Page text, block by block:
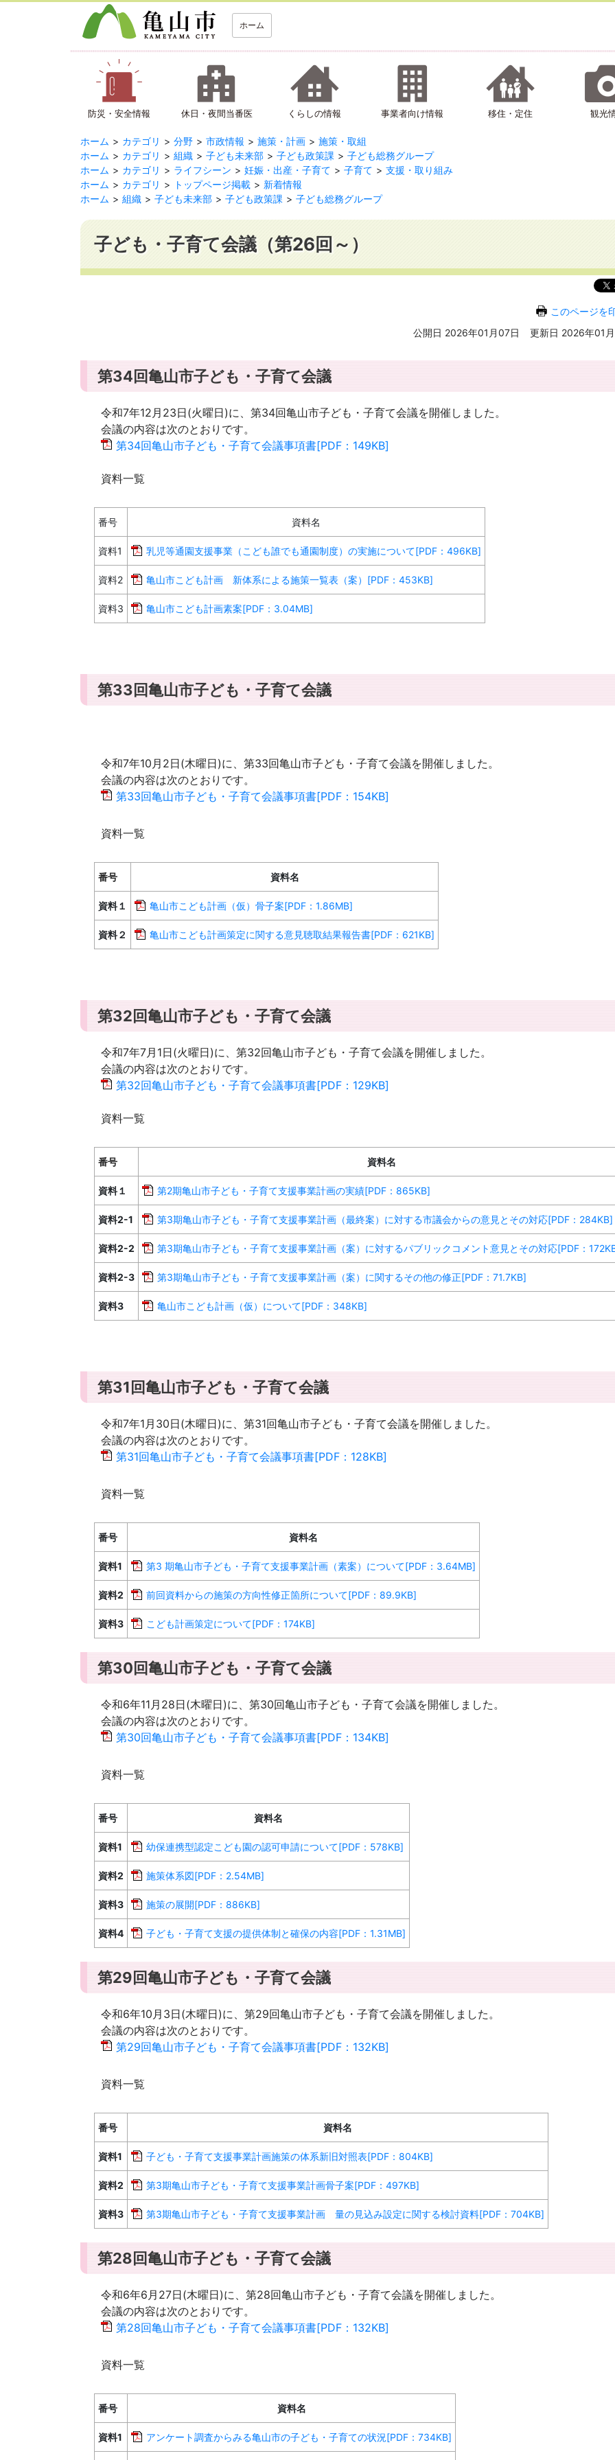
ホーム
防災・安全情報 休日・夜間当番医 くらしの情報 事業者向け情報 移住・定住 観光
ホーム カテゴリ 分野 市政情報 施策・計画
施策・取組
ホーム
カテゴリ 組織 子ども未来部 子ども政策課
子ども総務グループ
ホーム
カテゴリ ライフシーン 妊娠・出産・子育て 子育て
支援・取り組み
ホーム
カテゴリ トップページ掲載
新着情報
ホーム
組織 子ども未来部 子ども政策課 子ども総務グループ
子ども・子育て会議（第26回～）
このページを
公開日 2026年01月07日
更新日 2026年01
第34回亀山市子ども・子育て会議
令和7年12月23日(火曜日)に、第34回亀山市子ども・子育て会議を開催しました。
会議の内容は次のとおりです。
第34回亀山市子ども・子育て会議事項書[PDF：149KB]
資料一覧
番号 資料名
資料1 乳児等通園支援事業（こども誰でも通園制度）の実施について[PDF：496KB]
資料2 亀山市こども計画 新体系による施策一覧表（案）[PDF：453KB]
資料3 亀山市こども計画素案[PDF：3.04MB]
第33回亀山市子ども・子育て会議
令和7年10月2日(木曜日)に、第33回亀山市子ども・子育て会議を開催しました。
会議の内容は次のとおりです。
第33回亀山市子ども・子育て会議事項書[PDF：154KB]
資料一覧
番号 資料名
資料１ 亀山市こども計画（仮）骨子案[PDF：1.86MB]
資料２ 亀山市こども計画策定に関する意見聴取結果報告書[PDF：621KB]
第32回亀山市子ども・子育て会議
令和7年7月1日(火曜日)に、第32回亀山市子ども・子育て会議を開催しました。
会議の内容は次のとおりです。
第32回亀山市子ども・子育て会議事項書[PDF：129KB]
資料一覧
番号 資料名
資料１ 第2期亀山市子ども・子育て支援事業計画の実績[PDF：865KB]
資料2-1 第3期亀山市子ども・子育て支援事業計画（最終案）に対する市議会からの意見とその対応[PDF：284KB]
資料2-2 第3期亀山市子ども・子育て支援事業計画（案）に対するパブリックコメント意見とその対応[PDF：
資料2-3 第3期亀山市子ども・子育て支援事業計画（案）に関するその他の修正[PDF：71.7KB]
資料3 亀山市こども計画（仮）について[PDF：348KB]
第31回亀山市子ども・子育て会議
令和7年1月30日(木曜日)に、第31回亀山市子ども・子育て会議を開催しました。
会議の内容は次のとおりです。
第31回亀山市子ども・子育て会議事項書[PDF：128KB]
資料一覧
番号 資料名
資料1 第3 期亀山市子ども・子育て支援事業計画（素案）について[PDF：3.64MB]
資料2 前回資料からの施策の方向性修正箇所について[PDF：89.9KB]
資料3 こども計画策定について[PDF：174KB]
第30回亀山市子ども・子育て会議
令和6年11月28日(木曜日)に、第30回亀山市子ども・子育て会議を開催しました。
会議の内容は次のとおりです。
第30回亀山市子ども・子育て会議事項書[PDF：134KB]
資料一覧
番号 資料名
資料1 幼保連携型認定こども園の認可申請について[PDF：578KB]
資料2 施策体系図[PDF：2.54MB]
資料3 施策の展開[PDF：886KB]
資料4 子ども・子育て支援の提供体制と確保の内容[PDF：1.31MB]
第29回亀山市子ども・子育て会議
令和6年10月3日(木曜日)に、第29回亀山市子ども・子育て会議を開催しました。
会議の内容は次のとおりです。
第29回亀山市子ども・子育て会議事項書[PDF：132KB]
資料一覧
番号 資料名
資料1 子ども・子育て支援事業計画施策の体系新旧対照表[PDF：804KB]
資料2 第3期亀山市子ども・子育て支援事業計画骨子案[PDF：497KB]
資料3 第3期亀山市子ども・子育て支援事業計画 量の見込み設定に関する検討資料[PDF：704KB]
第28回亀山市子ども・子育て会議
令和6年6月27日(木曜日)に、第28回亀山市子ども・子育て会議を開催しました。
会議の内容は次のとおりです。
第28回亀山市子ども・子育て会議事項書[PDF：132KB]
資料一覧
番号 資料名
資料1 アンケート調査からみる亀山市の子ども・子育ての状況[PDF：734KB]